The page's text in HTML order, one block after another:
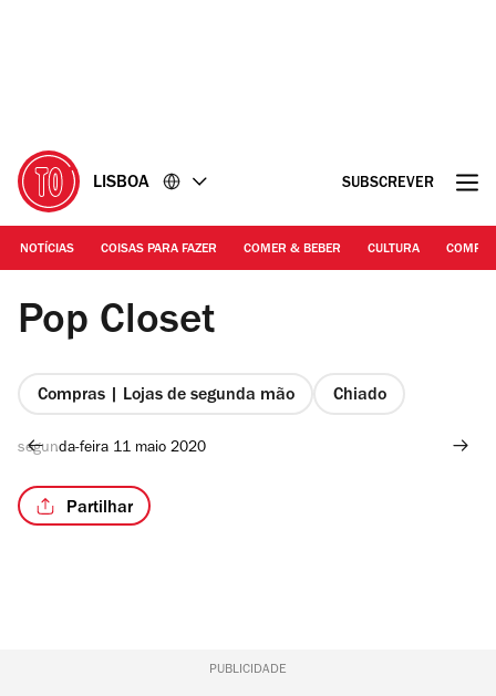
LISBOA SUBSCREVER
NOTÍCIAS COISAS PARA FAZER COMER & BEBER CULTURA
RITA CHANTRE
Pop Closet
Compras | Lojas de segunda mão Chiado
segunda-feira 11 maio 2020
Partilhar
PUBLICIDADE